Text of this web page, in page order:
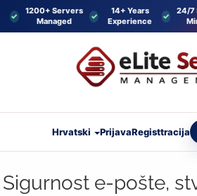
1200+ Servers
Managed
14+ Years
Experience
24/7
Hrvatski PrijavaRegisttracija
Sigurnost e-pošte,